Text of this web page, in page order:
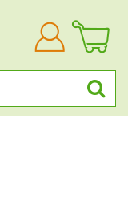
Prihlásiť
sa